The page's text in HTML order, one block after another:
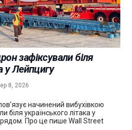
зафіксували біля
у Лейпцигу
8, 2026
начинений вибухівкою
біля українського літака у
Про це пише Wall Street